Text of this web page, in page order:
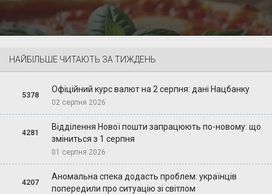
НАЙБІЛЬШЕ ЧИТАЮТЬ ЗА ТИЖДЕНЬ
5378
Офіційний курс валют на 2 серпня: дані Нацбанку
02 серпня 2026
4281
Відділення Нової пошти запрацюють по-новому: що
зміниться з 1 серпня
01 серпня 2026
4207
Аномальна спека додасть проблем: українців
попередили про ситуацію зі світлом